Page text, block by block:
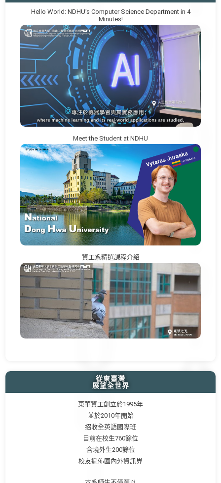
Hello World: NDHU’s Computer Science Department in 4
Minutes!
Meet the Student at NDHU
資工系精選課程介紹
從東臺灣
展望全世界
東華資工創立於1995年
並於2010年開始
招收全英語國際班
目前在校生760餘位
含境外生200餘位
校友遍佈國內外資訊界